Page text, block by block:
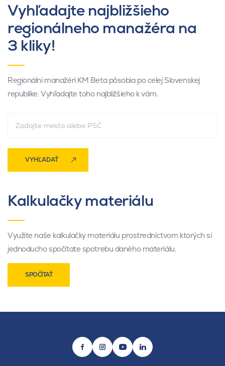
Vyhľadajte najbližšieho
regionálneho manažéra na
3 kliky!
Regionálni manažéri KM Beta pôsobia po celej Slovenskej
republike. Vyhľadajte toho najbližšieho k vám.
VYHĽADAŤ
Kalkulačky materiálu
Využite naše kalkulačky materiálu prostredníctvom ktorých si
jednoducho spočítate spotrebu daného materiálu.
SPOČÍTAŤ